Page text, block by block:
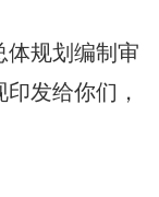
规划编制审
发给你们，